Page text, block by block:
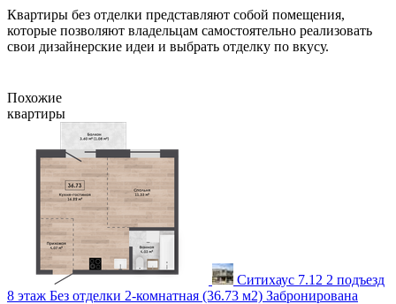
Квартиры без отделки представляют собой помещения,
которые позволяют владельцам самостоятельно реализовать
свои дизайнерские идеи и выбрать отделку по вкусу.
Похожие
квартиры
Ситихаус 7.12 2 подъезд
8 этаж Без отделки 2-комнатная (36.73 м2) Забронирована